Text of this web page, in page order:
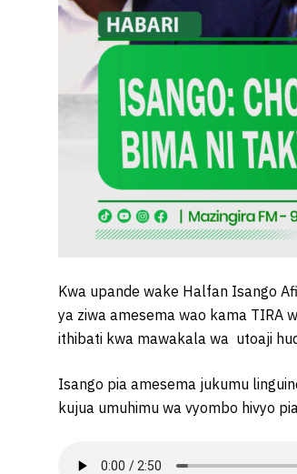
Kwa upande wake Halfan Isango
ya ziwa amesema wao kama TIRA
ithibati kwa mawakala wa utoaji
Isango pia amesema jukumu
kujua umuhimu wa vyombo hivyo